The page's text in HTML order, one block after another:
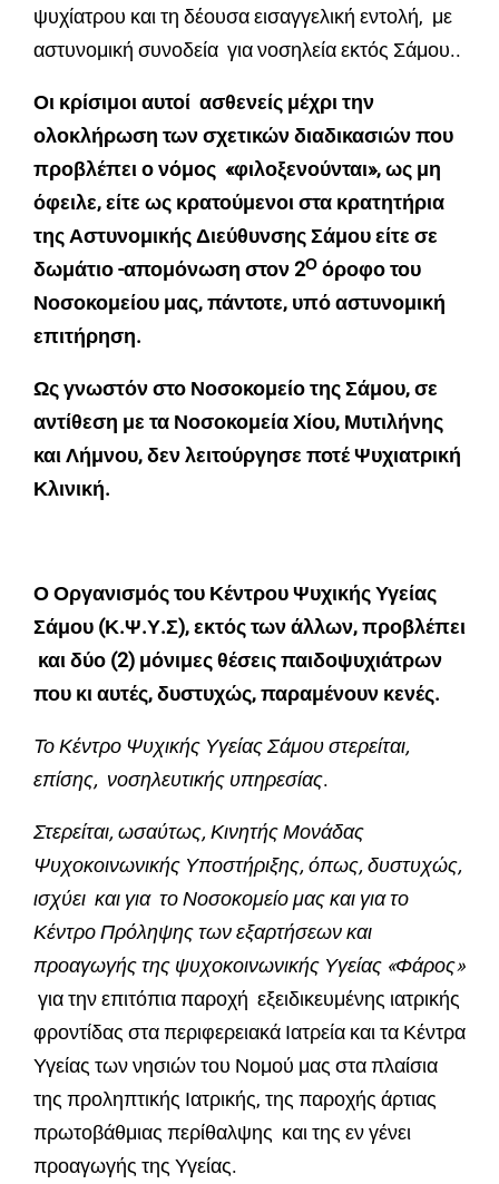
ψυχίατρου και τη δέουσα εισαγγελική εντολή, με
αστυνομική συνοδεία για νοσηλεία εκτός Σάμου..
Οι κρίσιμοι αυτοί ασθενείς μέχρι την
ολοκλήρωση των σχετικών διαδικασιών που
προβλέπει ο νόμος «φιλοξενούνται», ως μη
όφειλε, είτε ως κρατούμενοι στα κρατητήρια
της Αστυνομικής Διεύθυνσης Σάμου είτε σε
δωμάτιο -απομόνωση στον 2Ο όροφο του
Νοσοκομείου μας, πάντοτε, υπό αστυνομική
επιτήρηση.
Ως γνωστόν στο Νοσοκομείο της Σάμου, σε
αντίθεση με τα Νοσοκομεία Χίου, Μυτιλήνης
και Λήμνου, δεν λειτούργησε ποτέ Ψυχιατρική
Κλινική.
Ο Οργανισμός του Κέντρου Ψυχικής Υγείας
Σάμου (Κ.Ψ.Υ.Σ), εκτός των άλλων, προβλέπει
και δύο (2) μόνιμες θέσεις παιδοψυχιάτρων
που κι αυτές, δυστυχώς, παραμένουν κενές.
Το Κέντρο Ψυχικής Υγείας Σάμου στερείται,
επίσης, νοσηλευτικής υπηρεσίας.
Στερείται, ωσαύτως, Κινητής Μονάδας
Ψυχοκοινωνικής Υποστήριξης, όπως, δυστυχώς,
ισχύει και για το Νοσοκομείο μας και για το
Κέντρο Πρόληψης των εξαρτήσεων και
προαγωγής της ψυχοκοινωνικής Υγείας «Φάρος»
για την επιτόπια παροχή εξειδικευμένης ιατρικής
φροντίδας στα περιφερειακά Ιατρεία και τα Κέντρα
Υγείας των νησιών του Νομού μας στα πλαίσια
της προληπτικής Ιατρικής, της παροχής άρτιας
πρωτοβάθμιας περίθαλψης και της εν γένει
προαγωγής της Υγείας.